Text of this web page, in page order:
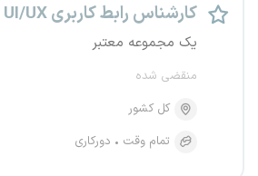
کارشناس رابط کاربری UI/UX
یک مجموعه معتبر
منقضی شده
کل کشور
تمام وقت
دورکاری